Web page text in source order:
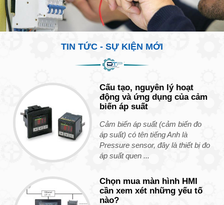
TIN TỨC - SỰ KIỆN MỚI
Cấu tạo, nguyên lý hoạt
động và ứng dụng của cảm
biến áp suất
Cảm biến áp suất (cảm biến đo
áp suất) có tên tiếng Anh là
Pressure sensor, đây là thiết bị đo
áp suất quen ...
Chọn mua màn hình HMI
cần xem xét những yếu tố
nào?